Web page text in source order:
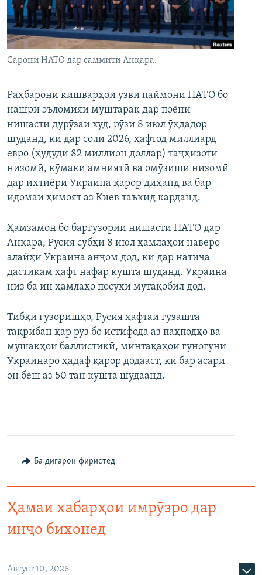
ГУЗОРИШҲОИ РАДИОӢ
Русский
Ҳамаи сомонаҳои RFE/RL
Сарони НАТО дар саммити Анқара.
Раҳбарони кишварҳои узви паймони НАТО бо
нашри эъломияи муштарак дар поёни
нишасти дурӯзаи худ, рӯзи 8 июл ӯҳдадор
шуданд, ки дар соли 2026, ҳафтод миллиард
евро (ҳудуди 82 миллион доллар) таҷҳизоти
низомӣ, кӯмаки амниятӣ ва омӯзиши низомӣ
дар ихтиёри Украина қарор диҳанд ва бар
идомаи ҳимоят аз Киев таъкид карданд.
Ҳамзамон бо баргузории нишасти НАТО дар
Анқара, Русия субҳи 8 июл ҳамлаҳои наверо
алайҳи Украина анҷом дод, ки дар натиҷа
дастикам ҳафт нафар кушта шуданд. Украина
низ ба ин ҳамлаҳо посухи мутақобил дод.
Тибқи гузоришҳо, Русия ҳафтаи гузашта
тақрибан ҳар рӯз бо истифода аз паҳподҳо ва
мушакҳои баллистикӣ, минтақаҳои гуногуни
Украинаро ҳадаф қарор додааст, ки бар асари
он беш аз 50 тан кушта шудаанд.
Ба дигарон фиристед
Ҳамаи хабарҳои имрӯзро дар
инҷо бихонед
Август 10, 2026